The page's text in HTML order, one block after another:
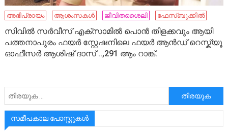
അഭിപ്രായം ആശംസകൾ ജീവിതശൈലി ഫേസ്ബുക്കിൽ
സിവിൽ സർവീസ് എക്സാമിൽ പൊൻ തിളക്കവും ആയി
പത്തനാപുരം ഫയർ സ്റ്റേഷനിലെ ഫയർ ആൻഡ് റെസ്ക്യൂ
ഓഫീസർ ആശിഷ് ദാസ് ..,291 ആം റാങ്ക്.
അനേഷിക്കുക
സമീപകാല പോസ്റ്റുകൾ